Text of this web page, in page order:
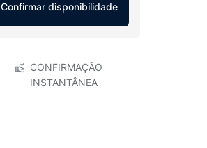
Confirmar disponibilidade
CONFIRMAÇÃO
INSTANTÂNEA